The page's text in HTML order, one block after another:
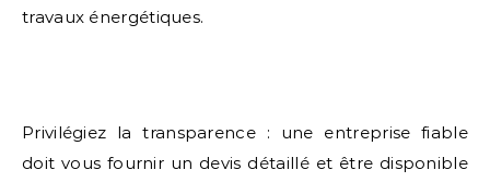
travaux énergétiques.
Privilégiez la transparence : une entreprise fiable
doit vous fournir un devis détaillé et être disponible